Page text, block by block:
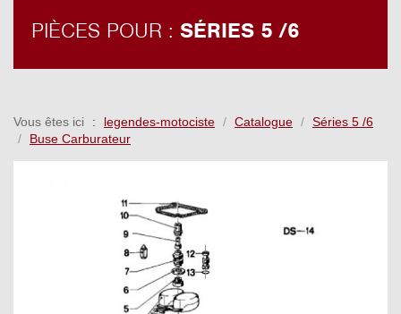
PIÈCES POUR : SÉRIES 5 /6
Vous êtes ici legendes-motociste Catalogue
Séries 5 /6
Buse Carburateur